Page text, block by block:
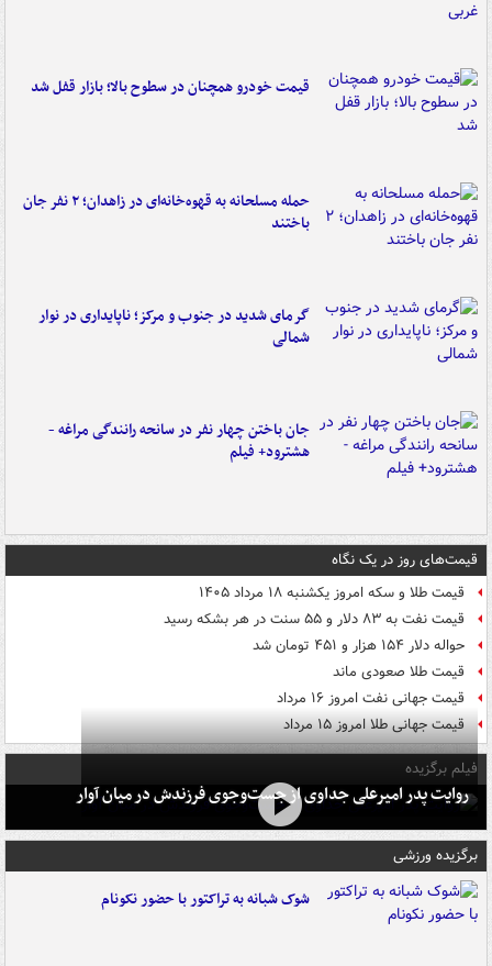
قیمت خودرو همچنان در سطوح بالا؛ بازار قفل شد
حمله مسلحانه به قهوه‌خانه‌ای در زاهدان؛ ۲ نفر جان
باختند
گرمای شدید در جنوب و مرکز؛ ناپایداری در نوار
شمالی
جان باختن چهار نفر در سانحه رانندگی مراغه -
هشترود+ فیلم
قیمت‌های روز در یک نگاه
قیمت طلا و سکه امروز یکشنبه ۱۸ مرداد ۱۴۰۵
قیمت نفت به ۸۳ دلار و ۵۵ سنت در هر بشکه رسید
حواله دلار ۱۵۴ هزار و ۴۵۱ تومان شد
قیمت طلا صعودی ماند
قیمت جهانی نفت امروز ۱۶ مرداد
قیمت جهانی طلا امروز ۱۵ مرداد
فیلم برگزیده
روایت پدر امیرعلی جداوی از جست‌وجوی فرزندش در میان آوار
برگزیده ورزشی
شوک شبانه به تراکتور با حضور نکونام